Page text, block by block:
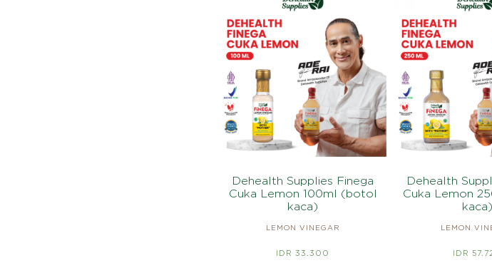
Dehealth Supplies Finega
Cuka Lemon 100ml (botol
kaca)
LEMON VINEGAR
IDR 33.300
Dehealth
Cuka Lemon
kaca)
LEMON
IDR